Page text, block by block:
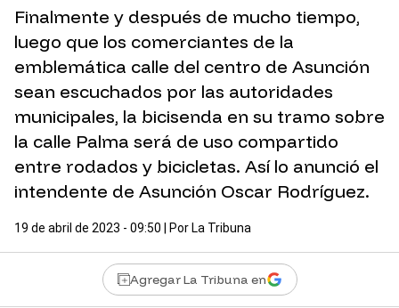
Finalmente y después de mucho tiempo,
luego que los comerciantes de la
emblemática calle del centro de Asunción
sean escuchados por las autoridades
municipales, la bicisenda en su tramo sobre
la calle Palma será de uso compartido
entre rodados y bicicletas. Así lo anunció el
intendente de Asunción Oscar Rodríguez.
19 de abril de 2023 - 09:50 | Por La Tribuna
Agregar La Tribuna en